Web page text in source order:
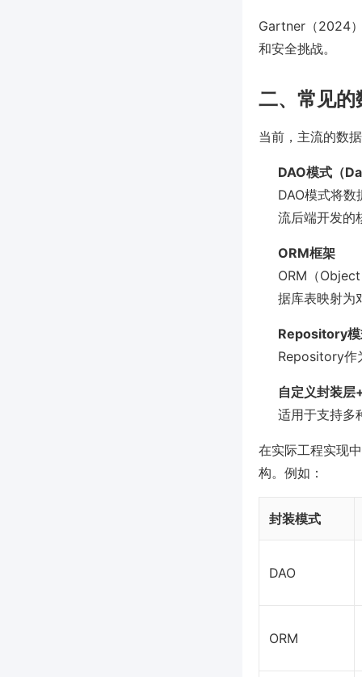
Gartner（2024
和安全挑战。
二、常见的
当前，主流的数
DAO模式（
DAO模式将
流后端开发的
ORM框架
ORM（
据库表映射为
Repository
Repository作
自定义封装层
适用于支持多
在实际工程实现
构。例如：
封装模式
DAO
ORM